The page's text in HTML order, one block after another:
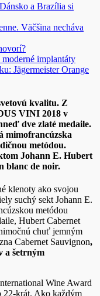
a Brazília si
Väčšina necháva
implantáty
Jägermeister Orange
kvalitu. Z
VINI 2018 v
dve zlaté medaile.
mimofrancúzska
metódou.
Johann E. Hubert
blanc de noir.
klenoty ako svojou
suchý sekt Johann E.
metódou
Hubert Cabernet
chuť jemným
Cabernet Sauvignon,
a šetrným
Wine Award
krát. Ako každým